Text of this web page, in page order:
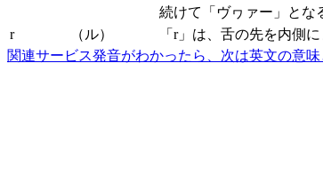
続けて「ヴヮァー」とな
r
（ル）
「r」は、舌の先を内側
関連サービス発音がわかったら、次は英文の意